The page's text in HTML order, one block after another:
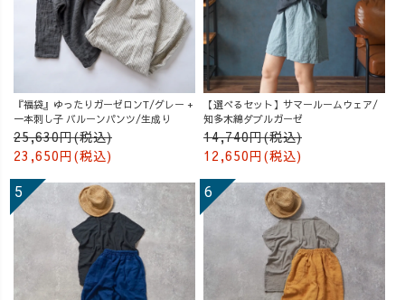
『福袋』ゆったりガーゼロンT/グレー +
一本刺し子 バルーンパンツ/生成り
25,630円(税込)
23,650円(税込)
【選べるセット】サマールームウェア/
知多木綿ダブルガーゼ
14,740円(税込)
12,650円(税込)